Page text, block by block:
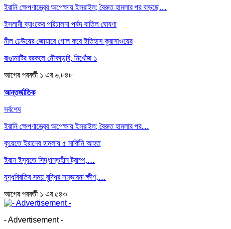
ইরানি ক্ষেপণাস্ত্রের অপেক্ষায় ইসরাইল; বৈরুত হামলার পর বাড়ছে…
ইসলামী ব্যাংকের পরিচালনা পর্ষদ বাতিল ঘোষণা
নীল ঢেউয়ের জোয়ারে গোল করে ইতিহাস কুরাসাওয়ের
রাঙামাটির বরকলে নৌকাডুবি, নিখোঁজ ১
আগেরপরবর্তী ১ এর ৬,৮৪৮
আন্তর্জাতিক
সর্বশেষ
ইরানি ক্ষেপণাস্ত্রের অপেক্ষায় ইসরাইল; বৈরুত হামলার পর…
কুয়েতে ইরানের হামলায় ৫ মার্কিনি আহত
ইরান ইস্যুতে সিদ্ধান্তহীন ট্রাম্প,…
যুদ্ধবিরতির সময় বৃদ্ধির সম্ভাবনা ক্ষীণ,…
আগেরপরবর্তী ১ এর ৫৪৩
- Advertisement -